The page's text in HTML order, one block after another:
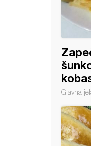
Glavna
mlevenim mesom